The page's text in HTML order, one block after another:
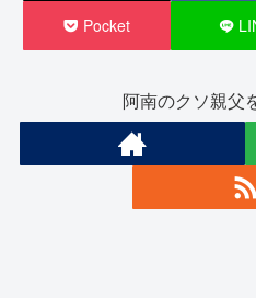
Pocket
阿南のクソ親父